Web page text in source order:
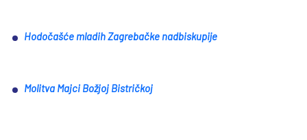
Hodočašće mladih Zagrebačke nadbiskupije
Molitva Majci Božjoj Bistričkoj